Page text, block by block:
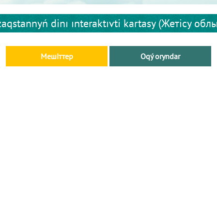
dіnı ınteraktıvtі kartasy (Жетісу
Мешіттер Oqý oryndar